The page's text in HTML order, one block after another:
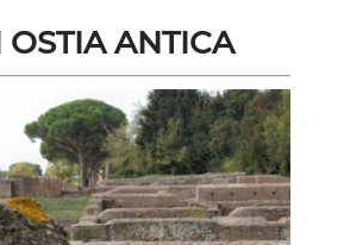
OSTIA ANTICA